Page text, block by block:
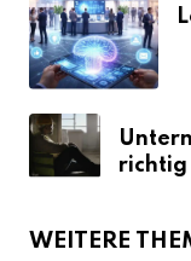
richtig
WEITERE